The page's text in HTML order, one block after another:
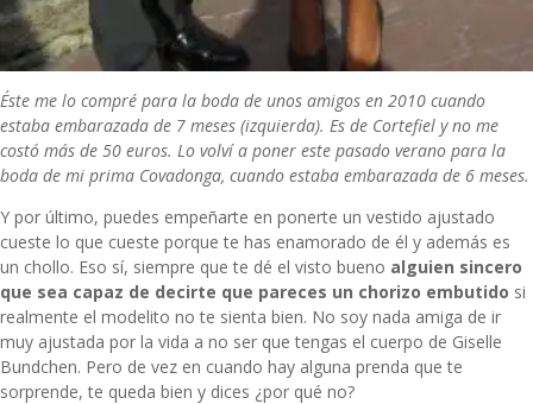
Éste me lo compré para la boda de unos amigos en 2010 cuando
estaba embarazada de 7 meses (izquierda). Es de Cortefiel y no me
costó más de 50 euros. Lo volví a poner este pasado verano para la
boda de mi prima Covadonga, cuando estaba embarazada de 6 meses.
Y por último, puedes empeñarte en ponerte un vestido ajustado
cueste lo que cueste porque te has enamorado de él y además es
un chollo. Eso sí, siempre que te dé el visto bueno alguien sincero
que sea capaz de decirte que pareces un chorizo embutido si
realmente el modelito no te sienta bien. No soy nada amiga de ir
muy ajustada por la vida a no ser que tengas el cuerpo de Giselle
Bundchen. Pero de vez en cuando hay alguna prenda que te
sorprende, te queda bien y dices ¿por qué no?